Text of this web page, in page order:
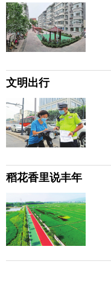
文明出行
稻花香里说丰年